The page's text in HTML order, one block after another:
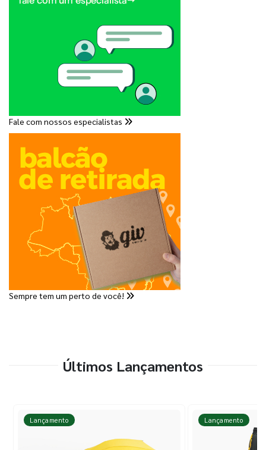
Fale com nossos especialistas
Sempre tem um perto de você!
Últimos Lançamentos
Lançamento Lançamento